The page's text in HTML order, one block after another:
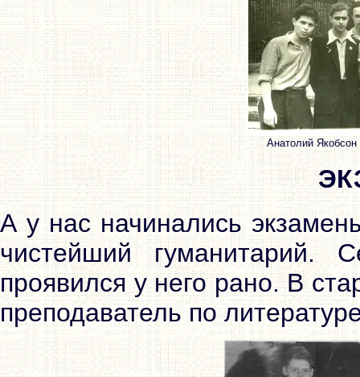
Анатолий Якобсон
А у нас начинались
чистейший гуманитарий.
проявился у него рано. В
преподаватель по